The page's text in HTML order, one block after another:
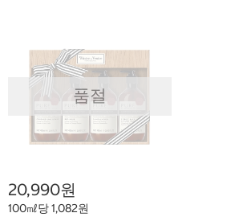
품절
20,990원
100㎖당 1,082원